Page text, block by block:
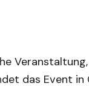
das Event